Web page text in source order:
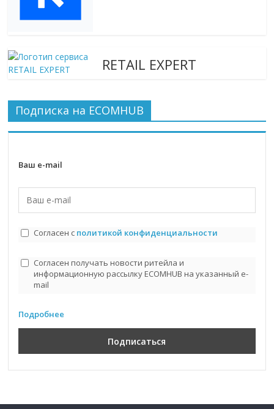
RETAIL EXPERT
Подписка на ECOMHUB
Ваш e-mail
Согласен с политикой конфиденциальности
Согласен получать новости ритейла и
информационную рассылку ECOMHUB на указанный e-
mail
Подробнее